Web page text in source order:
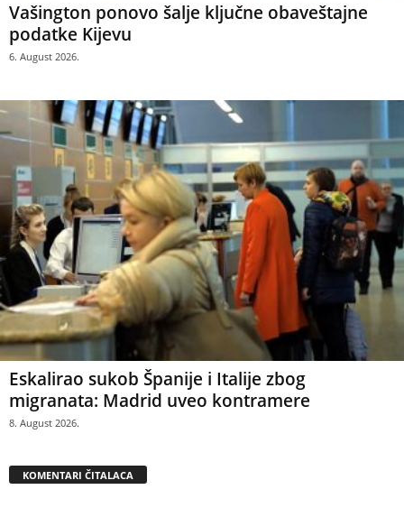
Vašington ponovo šalje ključne obaveštajne
podatke Kijevu
6. August 2026.
Eskalirao sukob Španije i Italije zbog
migranata: Madrid uveo kontramere
8. August 2026.
KOMENTARI ČITALACA